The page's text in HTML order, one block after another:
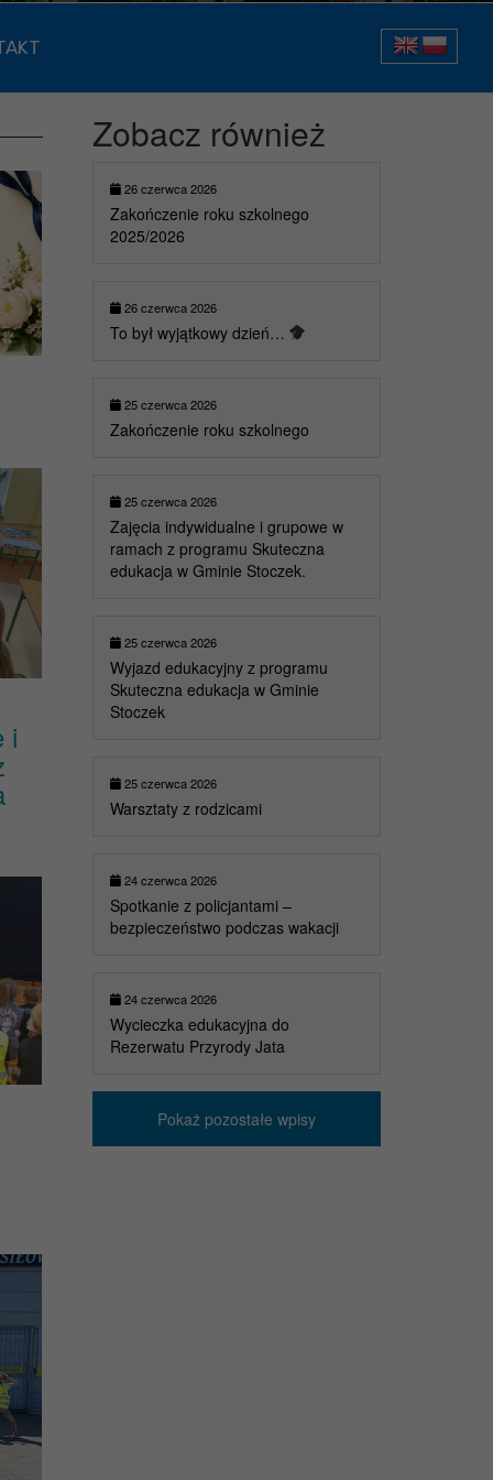
i
Zobacz również
26 czerwca 2026
Zakończenie roku szkolnego
2025/2026
26 czerwca 2026
To był wyjątkowy dzień…
25 czerwca 2026
Zakończenie roku szkolnego
25 czerwca 2026
Zajęcia indywidualne i grupowe w
ramach z programu Skuteczna
edukacja w Gminie Stoczek.
25 czerwca 2026
Wyjazd edukacyjny z programu
Skuteczna edukacja w Gminie
Stoczek
25 czerwca 2026
Warsztaty z rodzicami
24 czerwca 2026
Spotkanie z policjantami –
bezpieczeństwo podczas wakacji
24 czerwca 2026
Wycieczka edukacyjna do
Rezerwatu Przyrody Jata
Pokaż pozostałe wpisy